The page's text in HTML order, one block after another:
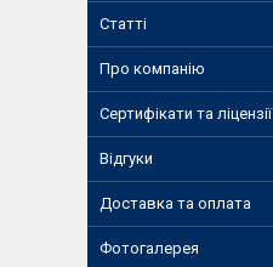
Статті
Про компанію
Сертифікати та ліцензії
Відгуки
Доставка та оплата
Фотогалерея